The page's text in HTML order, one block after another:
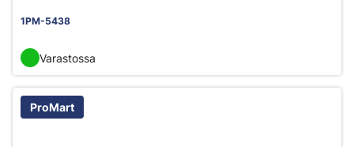
1PM-5438
Varastossa
ProMart